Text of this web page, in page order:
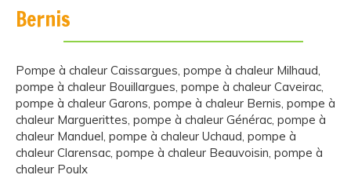
Bernis
Pompe à chaleur Caissargues, pompe à chaleur Milhaud,
pompe à chaleur Bouillargues, pompe à chaleur Caveirac,
pompe à chaleur Garons, pompe à chaleur Bernis, pompe à
chaleur Marguerittes, pompe à chaleur Générac, pompe à
chaleur Manduel, pompe à chaleur Uchaud, pompe à
chaleur Clarensac, pompe à chaleur Beauvoisin, pompe à
chaleur Poulx